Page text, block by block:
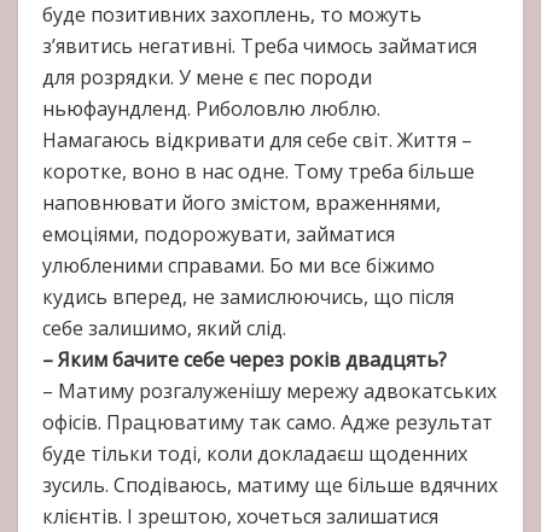
буде позитивних захоплень, то можуть
з’явитись негативні. Треба чимось займатися
для розрядки. У мене є пес породи
ньюфаундленд. Риболовлю люблю.
Намагаюсь відкривати для себе світ. Життя –
коротке, воно в нас одне. Тому треба більше
наповнювати його змістом, враженнями,
емоціями, подорожувати, займатися
улюбленими справами. Бо ми все біжимо
кудись вперед, не замислюючись, що після
себе залишимо, який слід.
– Яким бачите себе через років двадцять?
– Матиму розгалуженішу мережу адвокатських
офісів. Працюватиму так само. Адже результат
буде тільки тоді, коли докладаєш щоденних
зусиль. Сподіваюсь, матиму ще більше вдячних
клієнтів. І зрештою, хочеться залишатися